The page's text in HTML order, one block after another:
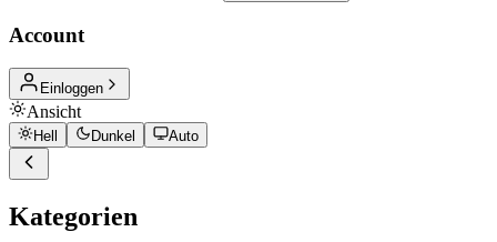
Account
Einloggen
Ansicht
Hell Dunkel Auto
Kategorien